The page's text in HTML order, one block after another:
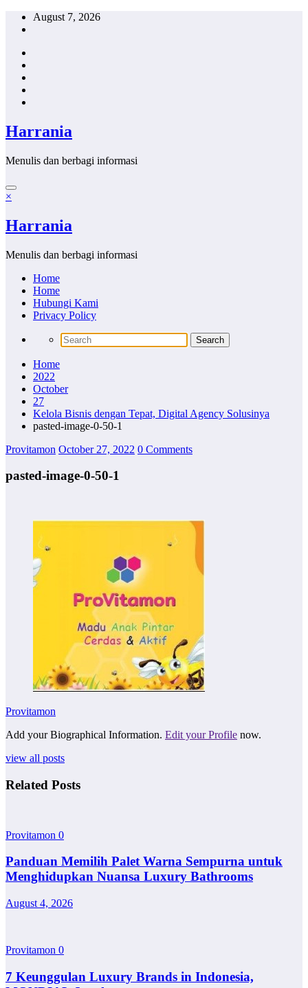
Skip
August 7, 2026
Harrania
Menulis dan berbagi informasi
×
Harrania
Menulis dan berbagi informasi
Home
Home
Hubungi Kami
Privacy Policy
Home
2022
October
27
Kelola Bisnis dengan Tepat, Digital Agency Solusinya
pasted-image-0-50-1
Provitamon October 27, 2022 0 Comments
pasted-image-0-50-1
Provitamon
Add your Biographical Information. Edit your Profile now.
view all posts
Related Posts
Provitamon 0
Panduan Memilih Palet Warna Sempurna untuk
Menghidupkan Nuansa Luxury Bathrooms
August 4, 2026
Provitamon 0
7 Keunggulan Luxury Brands in Indonesia,